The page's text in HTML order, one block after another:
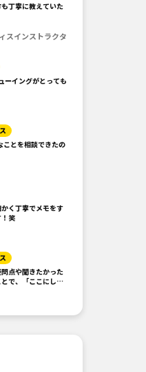
丁寧に教えていた
スインストラクタ
ーイングがとっても
とを相談できたの
く丁寧でメモをす
笑
点や聞きたかった
で、「ここにしよ